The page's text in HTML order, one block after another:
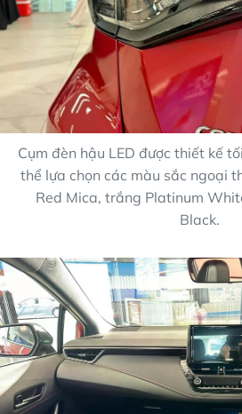
Cụm đèn hậu LED được thiết kế
thể lựa chọn các màu sắc ngoại
Red Mica, trắng Platinum
Black.